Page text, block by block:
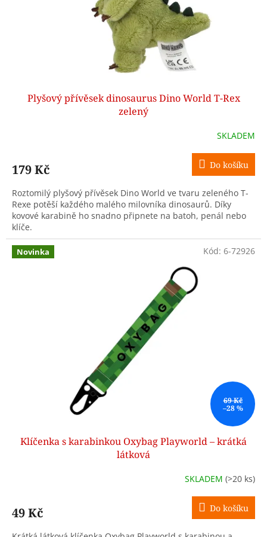
Plyšový přívěsek dinosaurus Dino World T-Rex
zelený
SKLADEM
179 Kč Do košíku
Roztomilý plyšový přívěsek Dino World ve tvaru zeleného T-
Rexe potěší každého malého milovníka dinosaurů. Díky
kovové karabině ho snadno připnete na batoh, penál nebo
klíče.
Novinka
69 Kč
–28 %
Klíčenka s karabinkou Oxybag Playworld – krátká
látková
SKLADEM (>20 ks)
49 Kč Do košíku
Kód: 6-72926